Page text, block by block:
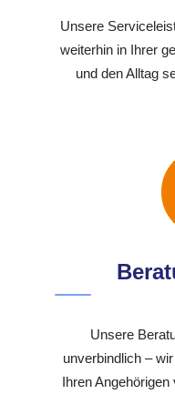
Unsere
weiterhin in Ihrer
und den Alltag
Unsere
unverbindlich –
Ihren